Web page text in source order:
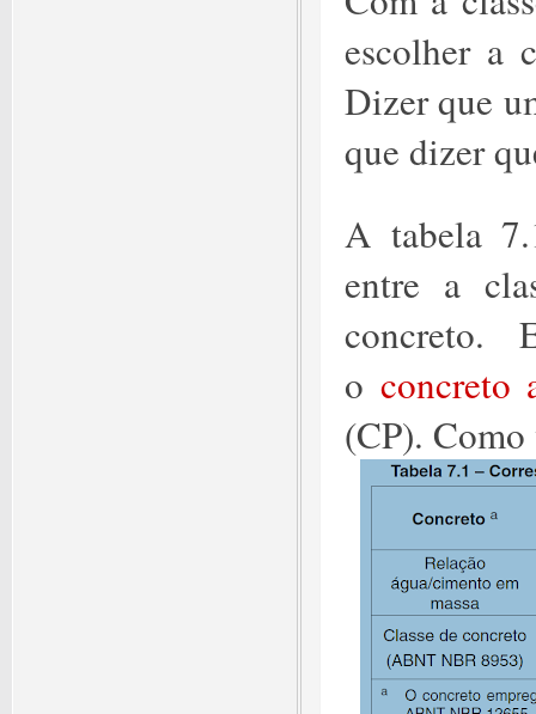
escolher a
Dizer que
que dizer
A tabela
entre a
concreto.
oconcreto
(CP).